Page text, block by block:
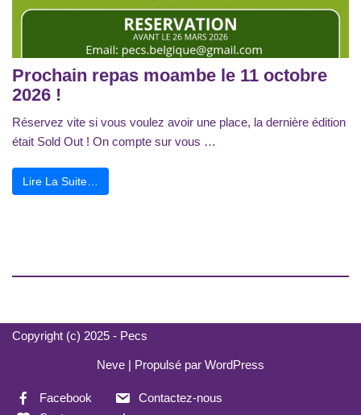
Prochain repas moambe le 11 octobre
2026 !
Réservez vite si vous voulez avoir une place, la dernière édition
était Sold Out ! On compte sur vous …
Lire La Suite…
Copyright (c) 2025 - Pecs
Neve | Propulsé par WordPress
Facebook
Contactez-nous